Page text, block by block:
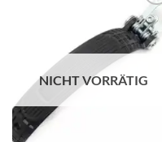
Auf die
Wunschliste
NICHT VORRÄTIG